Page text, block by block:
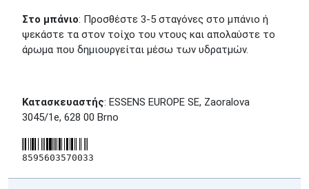
Στο μπάνιο: Προσθέστε 3-5 σταγόνες στο μπάνιο ή
ψεκάστε τα στον τοίχο του ντους και απολαύστε το
άρωμα που δημιουργείται μέσω των υδρατμών.
Κατασκευαστής: ESSENS EUROPE SE, Zaoralova
3045/1e, 628 00 Brno
8595603570033